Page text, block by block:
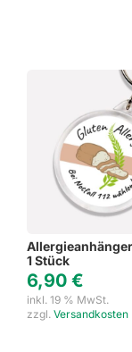
1 Stück
6,90 €
inkl. 19 % MwSt.
zzgl. Versandkosten